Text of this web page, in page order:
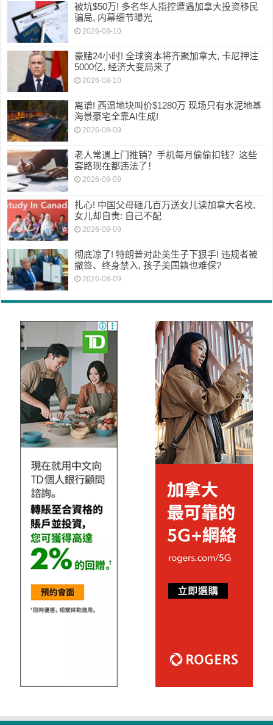
被坑$50万! 多名华人指控遭遇加拿大投资移民
骗局, 内幕细节曝光
2026-08-10
豪赌24小时! 全球资本将齐聚加拿大, 卡尼押注
5000亿, 经济大变局来了
2026-08-10
离谱! 西温地块叫价$1280万 现场只有水泥地基
海景豪宅全靠AI生成!
2026-08-09
老人常遇上门推销？手机每月偷偷扣钱？这些
套路现在都违法了！
2026-08-09
扎心! 中国父母砸几百万送女儿读加拿大名校,
女儿却自责: 自己不配
2026-08-09
彻底凉了! 特朗普对赴美生子下狠手! 违规者被
撤签、终身禁入, 孩子美国籍也难保?
2026-08-09